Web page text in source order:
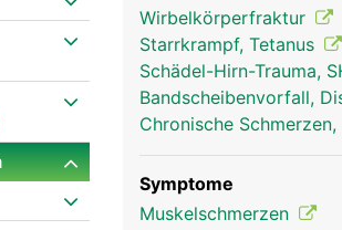
Wirbelkörperfraktur
Starrkrampf, Tetanus
Schädel-Hirn-Trauma,
Bandscheibenvorfall,
Chronische
Symptome
Muskelschmerzen